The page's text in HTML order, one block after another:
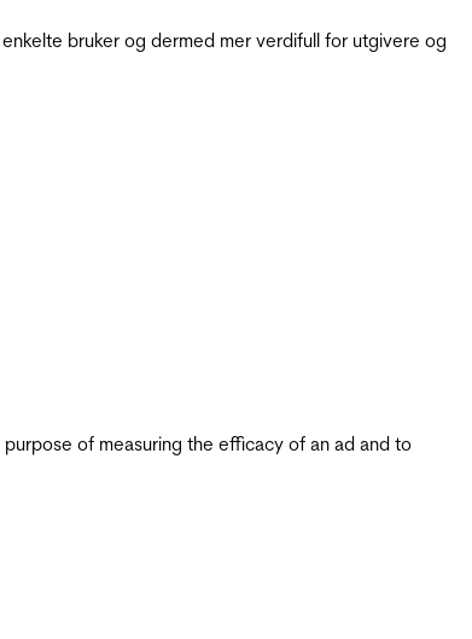
bruker og dermed mer verdifull for utgivere og
of measuring the efficacy of an ad and to